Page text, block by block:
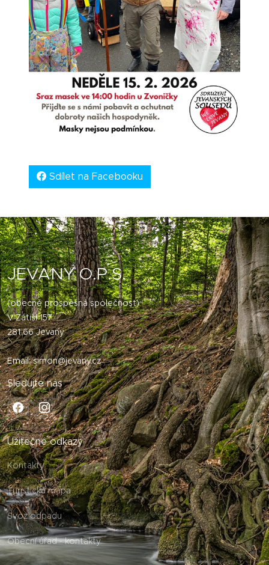
Sdílet na Facebooku
JEVANY O.P.S.
(obecně prospěšná společnost)
V Zátiší 157
281 66 Jevany
Email:simon@jevany.cz
Sledujte nás
Užitečné odkazy
Kontakty
Turistická mapa
Svoz odpadu
Obecní úřad - kontakty